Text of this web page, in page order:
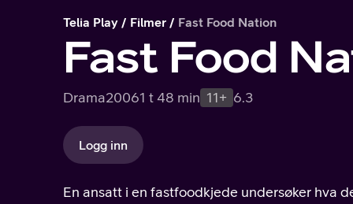
Telia Play Filmer Fast Food Nation
Fast Food
Drama20061 t 48 min 11+ 6.3
Logg inn
En ansatt i en fastfoodkjede undersøker hva